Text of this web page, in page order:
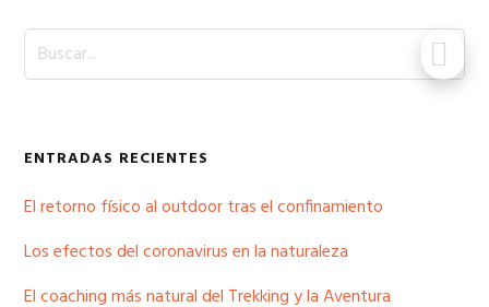
Buscar...
ENTRADAS RECIENTES
El retorno físico al outdoor tras el confinamiento
Los efectos del coronavirus en la naturaleza
El coaching más natural del Trekking y la Aventura